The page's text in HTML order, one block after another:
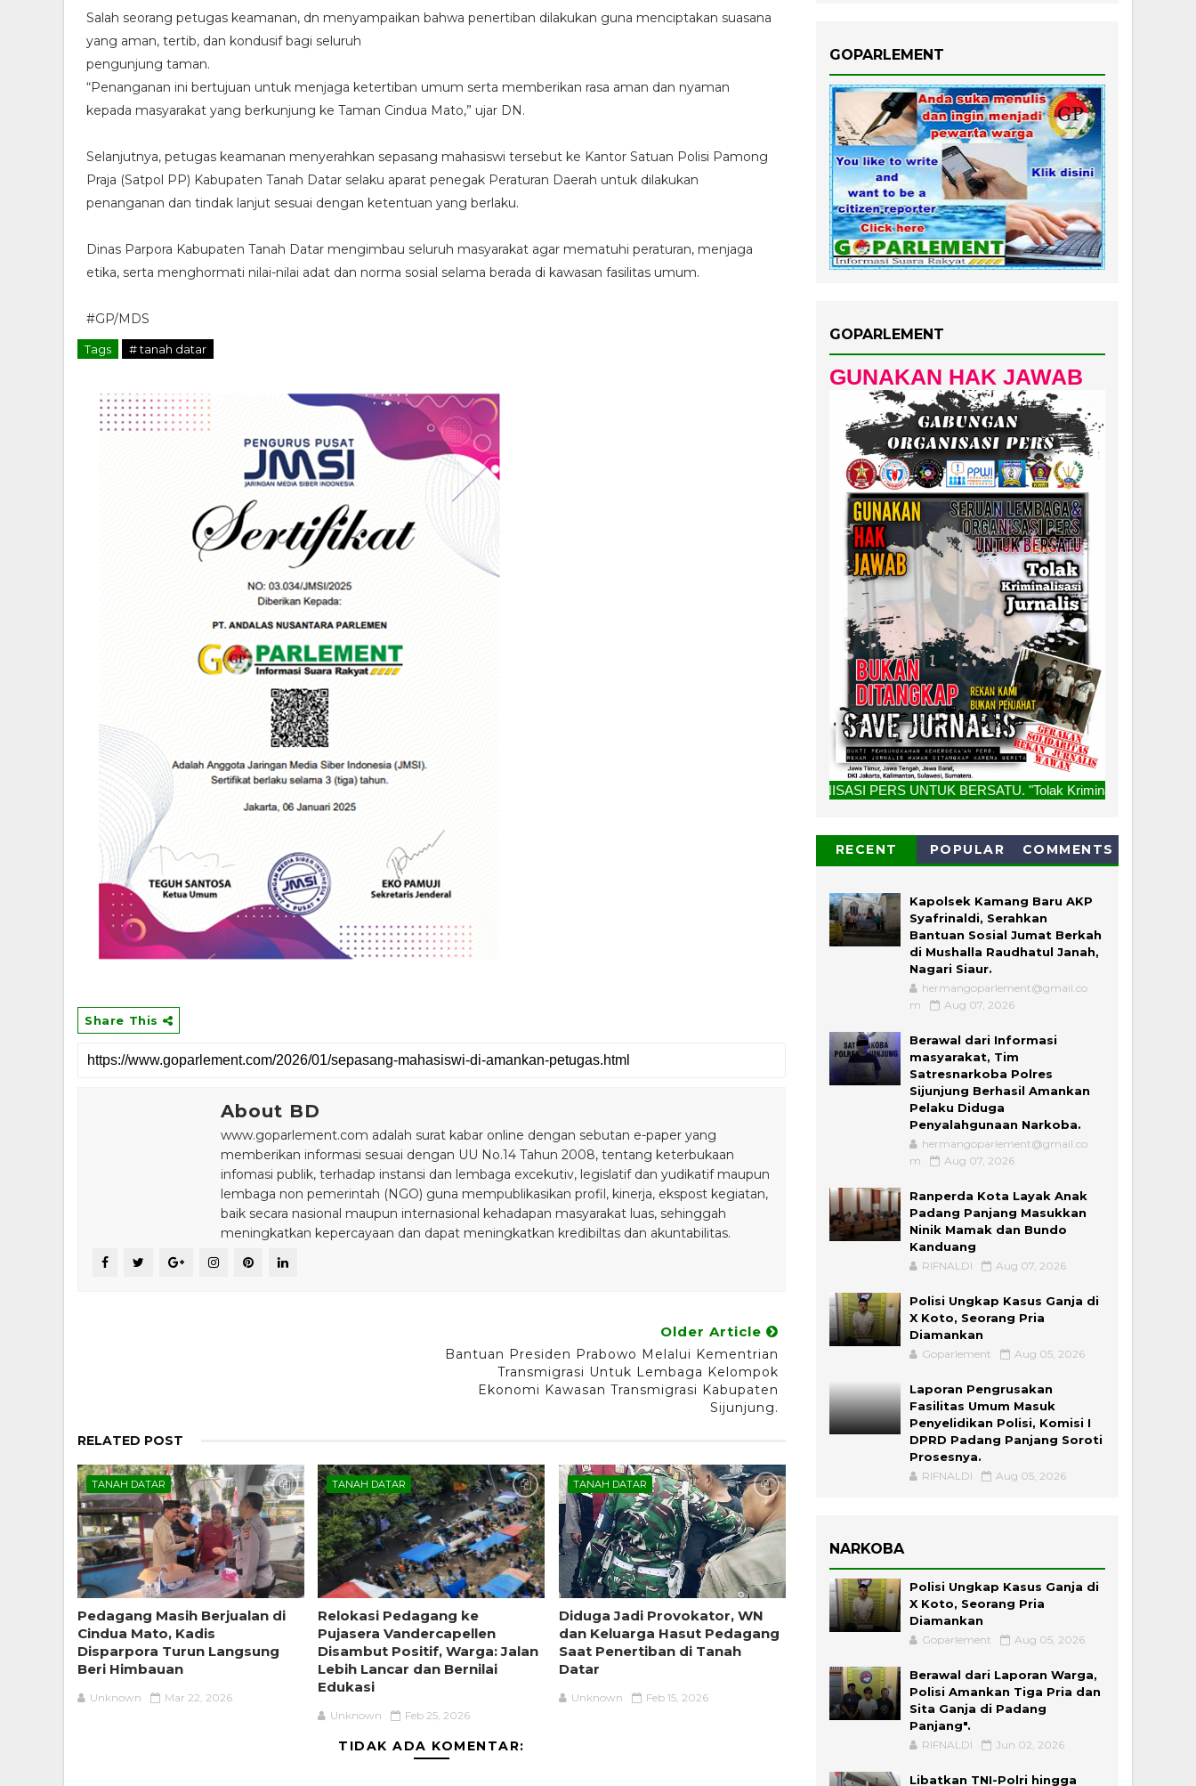
Salah seorang petugas keamanan, dn menyampaikan bahwa penertiban dilakukan guna menciptakan suasana
yang aman, tertib, dan kondusif bagi seluruh
pengunjung taman.
“Penanganan ini bertujuan untuk menjaga ketertiban umum serta memberikan rasa aman dan nyaman
kepada masyarakat yang berkunjung ke Taman Cindua Mato,” ujar DN.
Selanjutnya, petugas keamanan menyerahkan sepasang mahasiswi tersebut ke Kantor Satuan Polisi Pamong
Praja (Satpol PP) Kabupaten Tanah Datar selaku aparat penegak Peraturan Daerah untuk dilakukan
penanganan dan tindak lanjut sesuai dengan ketentuan yang berlaku.
Dinas Parpora Kabupaten Tanah Datar mengimbau seluruh masyarakat agar mematuhi peraturan, menjaga
etika, serta menghormati nilai-nilai adat dan norma sosial selama berada di kawasan fasilitas umum.
#GP/MDS
Tags # tanah datar
Share This
About BD
www.goparlement.com adalah surat kabar online dengan sebutan e-paper yang
memberikan informasi sesuai dengan UU No.14 Tahun 2008, tentang keterbukaan
infomasi publik, terhadap instansi dan lembaga excekutiv, legislatif dan yudikatif maupun
lembaga non pemerintah (NGO) guna mempublikasikan profil, kinerja, ekspost kegiatan,
baik secara nasional maupun internasional kehadapan masyarakat luas, sehinggah
meningkatkan kepercayaan dan dapat meningkatkan kredibiltas dan akuntabilitas.
Older Article
Bantuan Presiden Prabowo Melalui Kementrian
Transmigrasi Untuk Lembaga Kelompok
Ekonomi Kawasan Transmigrasi Kabupaten
Sijunjung.
RELATED POST
TANAH DATAR
Pedagang Masih Berjualan di
Cindua Mato, Kadis
Disparpora Turun Langsung
Beri Himbauan
Unknown Mar 22, 2026
TANAH DATAR
Relokasi Pedagang ke
Pujasera Vandercapellen
Disambut Positif, Warga: Jalan
Lebih Lancar dan Bernilai
Edukasi
Unknown Feb 25, 2026
TANAH DATAR
Diduga Jadi Provokator, WN
dan Keluarga Hasut Pedagang
Saat Penertiban di Tanah
Datar
Unknown Feb 15, 2026
TIDAK ADA KOMENTAR:
GOPARLEMENT
GOPARLEMENT
GUNAKAN HAK JAWAB
SERUAN LEMBAGA & ORGANISASI PERS UNTUK BERSATU. "Tolak Kriminalisasi Jurnalis, Rekan Kami
RECENT POPULAR COMMENTS
Kapolsek Kamang Baru AKP
Syafrinaldi, Serahkan
Bantuan Sosial Jumat Berkah
di Mushalla Raudhatul Janah,
Nagari Siaur.
hermangoparlement@gmail.co
m
Aug 07, 2026
Berawal dari Informasi
masyarakat, Tim
Satresnarkoba Polres
Sijunjung Berhasil Amankan
Pelaku Diduga
Penyalahgunaan Narkoba.
hermangoparlement@gmail.co
m
Aug 07, 2026
Ranperda Kota Layak Anak
Padang Panjang Masukkan
Ninik Mamak dan Bundo
Kanduang
RIFNALDI Aug 07, 2026
Polisi Ungkap Kasus Ganja di
X Koto, Seorang Pria
Diamankan
Goparlement Aug 05, 2026
Laporan Pengrusakan
Fasilitas Umum Masuk
Penyelidikan Polisi, Komisi I
DPRD Padang Panjang Soroti
Prosesnya.
RIFNALDI Aug 05, 2026
NARKOBA
Polisi Ungkap Kasus Ganja di
X Koto, Seorang Pria
Diamankan
Goparlement Aug 05, 2026
Berawal dari Laporan Warga,
Polisi Amankan Tiga Pria dan
Sita Ganja di Padang
Panjang".
RIFNALDI Jun 02, 2026
Libatkan TNI-Polri hingga